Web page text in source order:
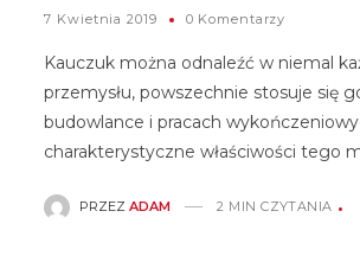
7 Kwietnia 2019 0 Komentarzy
Kauczuk można odnaleźć w niemal
przemysłu, powszechnie stosuje się
budowlance i pracach
charakterystyczne właściwości tego
PRZEZADAM 2 MIN CZYTANIA